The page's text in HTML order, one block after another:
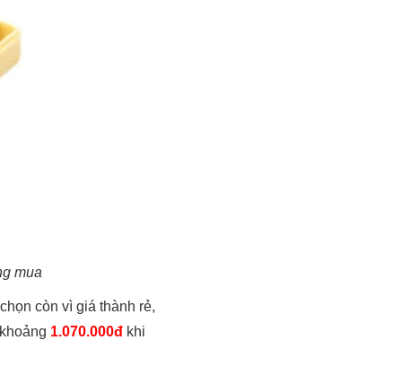
mua
còn vì giá thành rẻ,
1.070.000đ khi